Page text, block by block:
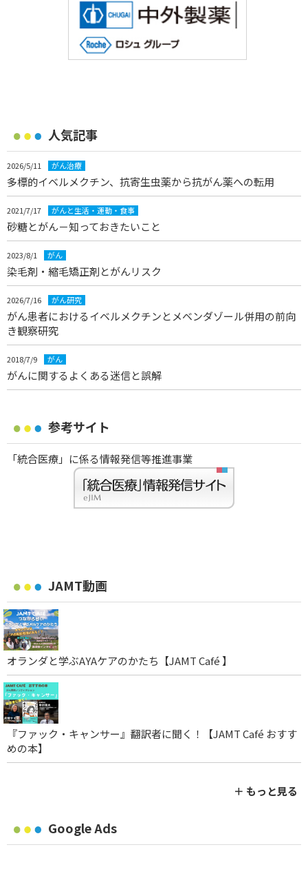
人気記事
2026/5/11 がん治療
多標的イベルメクチン、抗寄生虫薬から抗がん薬への転用
2021/7/17 がんと生活・運動・食事
砂糖とがん－知っておきたいこと
2023/8/1 がん
染毛剤・縮毛矯正剤とがんリスク
2026/7/16 がん研究
がん患者におけるイベルメクチンとメベンダゾール併用の前向
き観察研究
2018/7/9 がん
がんに関するよくある迷信と誤解
参考サイト
「統合医療」に係る情報発信等推進事業
JAMT動画
オランダと学ぶAYAケアのかたち【JAMT Café 】
『ファック・キャンサー』翻訳者に聞く！【JAMT Café おすす
めの本】
＋ もっと見る
Google Ads